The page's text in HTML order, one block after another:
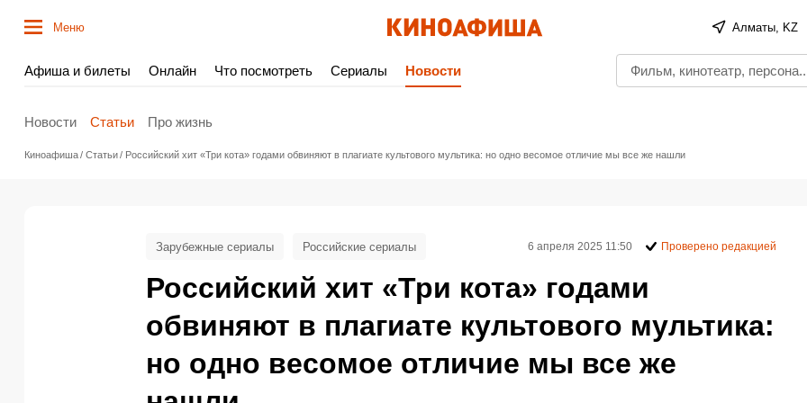
Меню Алматы, KZ
Афиша и билеты Онлайн Что посмотреть Сериалы Новости
Новости Статьи Про жизнь
Киноафиша Статьи Российский хит «Три кота» годами обвиняют в плагиате культового мультика: но одно весомое отличие мы все же нашли
Российский хит «Три кота» годами
обвиняют в плагиате культового мультика:
но одно весомое отличие мы все же
Зарубежные сериалы Российские сериалы 6 апреля 2025 11:50 Проверено редакцией